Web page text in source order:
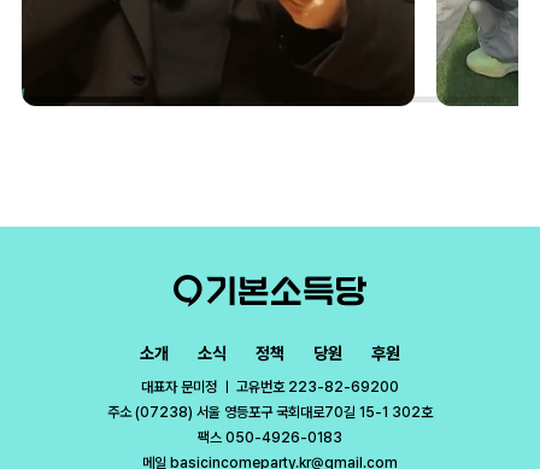
소개 소식 정책 당원 후원
대표자 문미정 ㅣ 고유번호 223-82-69200
주소 (07238) 서울 영등포구 국회대로70길 15-1 302호
팩스 050-4926-0183
메일 basicincomeparty.kr@gmail.com